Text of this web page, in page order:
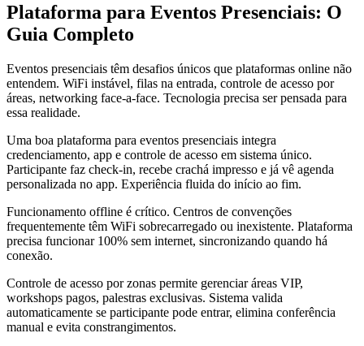
Plataforma para Eventos Presenciais: O
Guia Completo
Eventos presenciais têm desafios únicos que plataformas online não
entendem. WiFi instável, filas na entrada, controle de acesso por
áreas, networking face-a-face. Tecnologia precisa ser pensada para
essa realidade.
Uma boa plataforma para eventos presenciais integra
credenciamento, app e controle de acesso em sistema único.
Participante faz check-in, recebe crachá impresso e já vê agenda
personalizada no app. Experiência fluida do início ao fim.
Funcionamento offline é crítico. Centros de convenções
frequentemente têm WiFi sobrecarregado ou inexistente. Plataforma
precisa funcionar 100% sem internet, sincronizando quando há
conexão.
Controle de acesso por zonas permite gerenciar áreas VIP,
workshops pagos, palestras exclusivas. Sistema valida
automaticamente se participante pode entrar, elimina conferência
manual e evita constrangimentos.